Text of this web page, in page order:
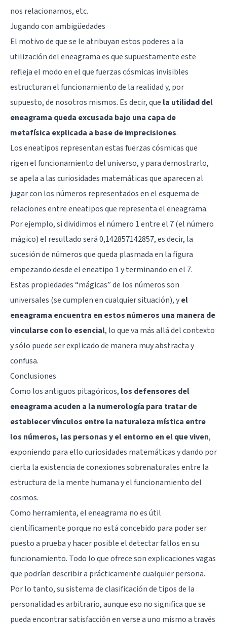
nos relacionamos, etc.
Jugando con ambigüedades
El motivo de que se le atribuyan estos poderes a la
utilización del eneagrama es que supuestamente este
refleja el modo en el que fuerzas cósmicas invisibles
estructuran el funcionamiento de la realidad y, por
supuesto, de nosotros mismos. Es decir, que la utilidad del
eneagrama queda excusada bajo una capa de
metafísica explicada a base de imprecisiones.
Los eneatipos representan estas fuerzas cósmicas que
rigen el funcionamiento del universo, y para demostrarlo,
se apela a las curiosidades matemáticas que aparecen al
jugar con los números representados en el esquema de
relaciones entre eneatipos que representa el eneagrama.
Por ejemplo, si dividimos el número 1 entre el 7 (el número
mágico) el resultado será 0,142857142857, es decir, la
sucesión de números que queda plasmada en la figura
empezando desde el eneatipo 1 y terminando en el 7.
Estas propiedades “mágicas” de los números son
universales (se cumplen en cualquier situación), yel
eneagrama encuentra en estos números una manera de
vincularse con lo esencial, lo que va más allá del contexto
y sólo puede ser explicado de manera muy abstracta y
confusa.
Conclusiones
Como los antiguos pitagóricos, los defensores del
eneagrama acuden a la numerología para tratar de
establecer vínculos entre la naturaleza mística entre
los números, las personas y el entorno en el que viven,
exponiendo para ello curiosidades matemáticas y dando por
cierta la existencia de conexiones sobrenaturales entre la
estructura de la mente humana y el funcionamiento del
cosmos.
Como herramienta, el eneagrama no es útil
científicamente porque no está concebido para poder ser
puesto a prueba y hacer posible el detectar fallos en su
funcionamiento. Todo lo que ofrece son explicaciones vagas
que podrían describir a prácticamente cualquier persona.
Por lo tanto, su sistema de clasificación de tipos de la
personalidad es arbitrario, aunque eso no significa que se
pueda encontrar satisfacción en verse a uno mismo a través